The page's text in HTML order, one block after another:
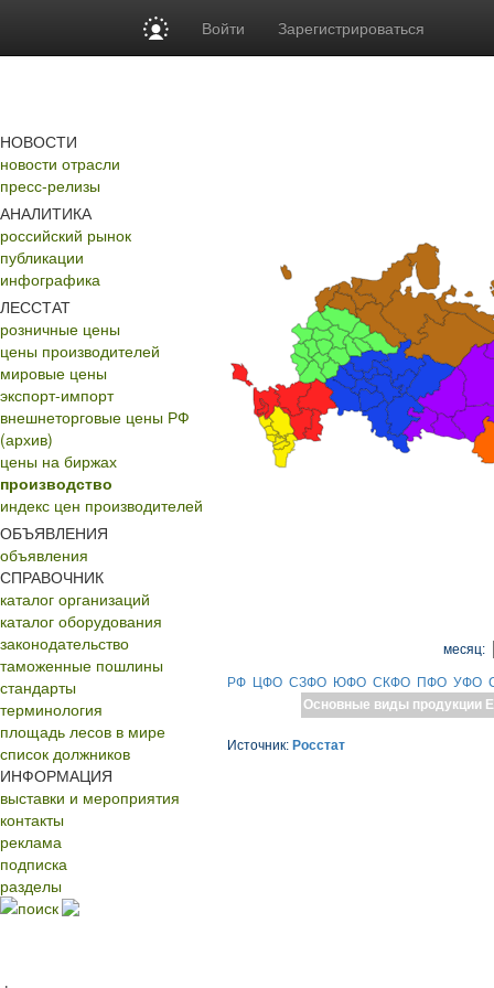
Войти Зарегистрироваться
НОВОСТИ
новости отрасли
пресс-релизы
АНАЛИТИКА
российский рынок
публикации
инфографика
ЛЕССТАТ
розничные цены
цены производителей
мировые цены
экспорт-импорт
внешнеторговые цены РФ
(архив)
цены на биржах
производство
индекс цен производителей
ОБЪЯВЛЕНИЯ
объявления
СПРАВОЧНИК
каталог организаций
каталог оборудования
законодательство
таможенные пошлины
стандарты
терминология
площадь лесов в мире
список должников
ИНФОРМАЦИЯ
выставки и мероприятия
контакты
реклама
подписка
разделы
поиск
месяц:
РФ ЦФО СЗФО ЮФО СКФО ПФО УФО
Основные виды продукции
Источник: Росстат